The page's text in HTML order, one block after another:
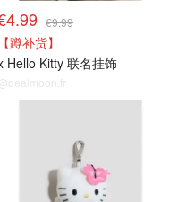
€9.99
【蹲补货】
Hello Kitty 联名挂饰
@dealmoon.fr